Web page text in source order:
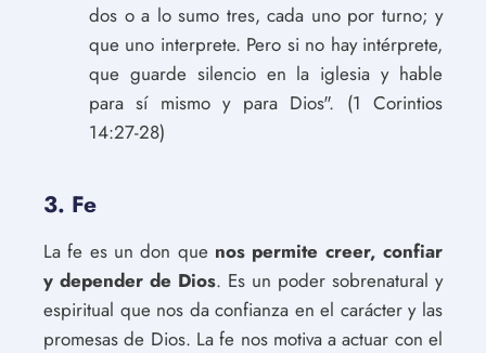
dos o a lo sumo tres, cada uno por turno; y
que uno interprete. Pero si no hay intérprete,
que guarde silencio en la iglesia y hable
para sí mismo y para Dios". (1 Corintios
14:27-28)
3. Fe
La fe es un don que nos permite creer, confiar
y depender de Dios. Es un poder sobrenatural y
espiritual que nos da confianza en el carácter y las
promesas de Dios. La fe nos motiva a actuar con el